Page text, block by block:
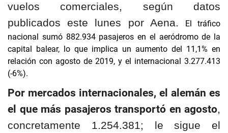
vuelos comerciales, según datos
publicados este lunes por Aena.
El tráfico
nacional sumó 882.934 pasajeros en el aeródromo de la
capital balear, lo que implica un aumento del 11,1% en
relación con agosto de 2019, y el internacional 3.277.413
(-6%).
Por mercados internacionales, el alemán es
el que más pasajeros transportó en agosto,
concretamente 1.254.381; le sigue el